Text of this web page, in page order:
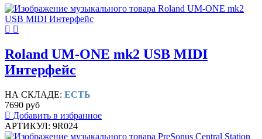
Roland UM-ONE mk2 USB MIDI
Интерфейс
НА СКЛАДЕ: ЕСТЬ
7690 руб
Добавить в избранное
АРТИКУЛ: 9R024